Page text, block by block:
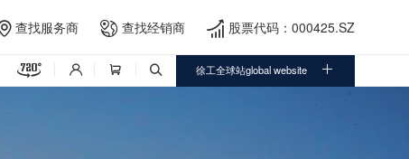
查找服务商  查找经销商  股票代码：000425.SZ
    徐工全球站global website 